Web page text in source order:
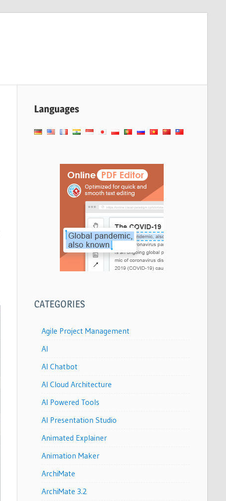
Languages
CATEGORIES
Agile Project Management
AI
AI Chatbot
AI Cloud Architecture
AI Powered Tools
AI Presentation Studio
Animated Explainer
Animation Maker
ArchiMate
ArchiMate 3.2